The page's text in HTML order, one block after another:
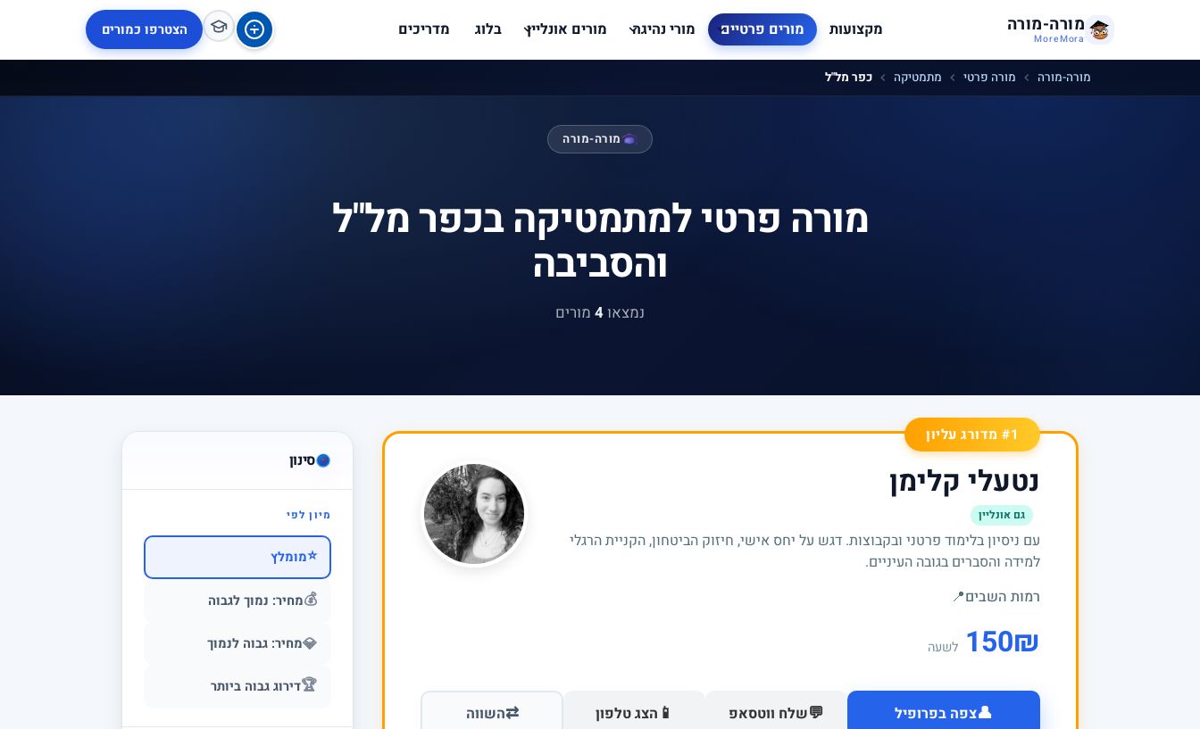
מורה-מורה
MoreMora מקצועות מורים פרטיים מורי נהיגה מורים אונליין בלוג מדריכים הצטרפו כמורים
מורה-מורה מורה פרטי מתמטיקה כפר מל"ל
מורה-מורה
מורה פרטי למתמטיקה בכפר מל"ל
והסביבה
נמצאו 4 מורים
סינון
מיון לפי
⭐מומלץ
💰מחיר: נמוך לגבוה
💎מחיר: גבוה לנמוך
🏆דירוג גבוה ביותר
#1 מדורג עליון
נטעלי קלימן
גם אונליין
עם ניסיון בלימוד פרטני ובקבוצות. דגש על יחס אישי, חיזוק הביטחון, הקניית הרגלי
למידה והסברים בגובה העיניים.
רמות השבים📍
₪
150 לשעה
👤צפה בפרופיל 💬שלח ווטסאפ 📱 הצג טלפון ⇄השווה